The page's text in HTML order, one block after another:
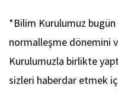
*Bilim Kurulumuz
normalleşme dönemini
Kurulumuzla birlikte
sizleri haberdar etmek